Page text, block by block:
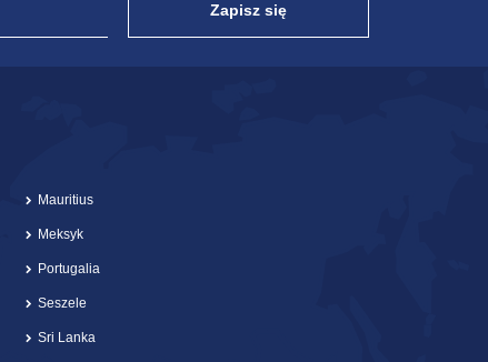
Zapisz się
Mauritius
Meksyk
Portugalia
Seszele
Sri Lanka